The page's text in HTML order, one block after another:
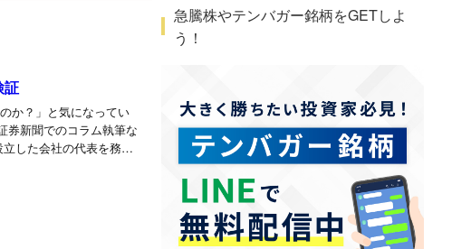
証
か？」と気になってい
券新聞でのコラム執筆な
急騰株やテンバガー銘柄をGETしよ
う！